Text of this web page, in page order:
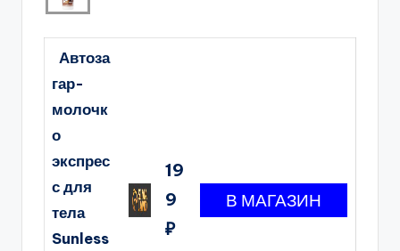
Автоза
гар-
молочк
о
экспрес
с для
тела
Sunless
19
9
₽